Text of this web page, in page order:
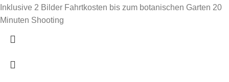
Inklusive 2 Bilder Fahrtkosten bis zum botanischen Garten 20
Minuten Shooting